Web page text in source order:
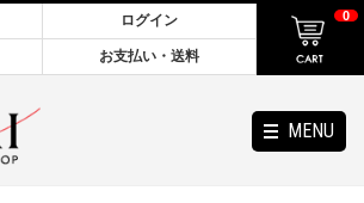
MENU
ログイン
お支払い・送料
0